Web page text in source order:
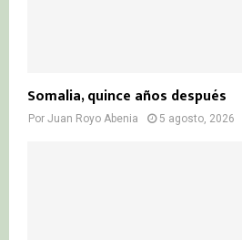
Somalia, quince años después
Por Juan Royo Abenia 5 agosto, 2026